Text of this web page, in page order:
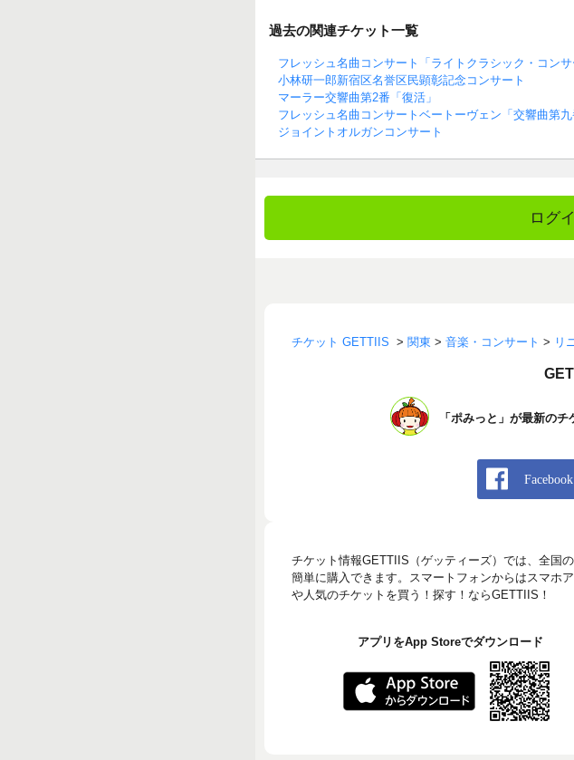
過去の関連チケット一覧
フレッシュ名曲コンサート「ライトクラシック・コンサ
小林研一郎新宿区名誉区民顕彰記念コンサート
マーラー交響曲第2番「復活」
フレッシュ名曲コンサートベートーヴェン「交響曲第九
ジョイントオルガンコンサート
ログ
チケット GETTIIS > 関東 > 音楽・コンサート > リ
「ポみっと」が最新の
チケット情報GETTIIS（ゲッティーズ）では、全国
簡単に購入できます。スマートフォンからはスマホ
や人気のチケットを買う！探す！ならGETTIIS！
アプリをApp Storeでダウンロード